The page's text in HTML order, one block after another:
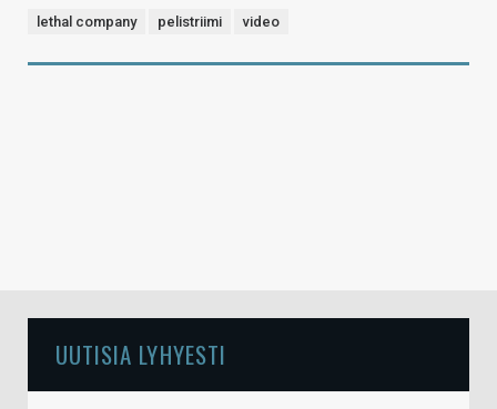
lethal company pelistriimi video
UUTISIA LYHYESTI